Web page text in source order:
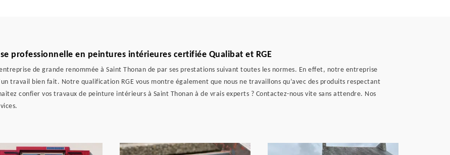
professionnelle en peintures intérieures certifiée Qualibat et RGE
de grande renommée à Saint Thonan de par ses prestations suivant toutes les normes. En effet, notre entreprise
travail bien fait. Notre qualification RGE vous montre également que nous ne travaillons qu’avec des produits respectant
confier vos travaux de peinture intérieurs à Saint Thonan à de vrais experts ? Contactez-nous vite sans attendre. Nos